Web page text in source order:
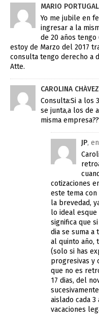
MARIO PORTUGAL
Yo me jubile en
ingresar a la
de 20 años
estoy de Marzo del 2017
consulta tengo derecho a
Atte.
CAROLINA CHÁVEZ
Consulta:Si a los
se junta,a los de
misma
JP,
cotizaciones
este tema
la brevedad,
lo ideal esque
significa que
dia se suma a
al quinto año,
(solo si has
progresivas y
que no es
17 dias, del
aislado cada
vacaciones